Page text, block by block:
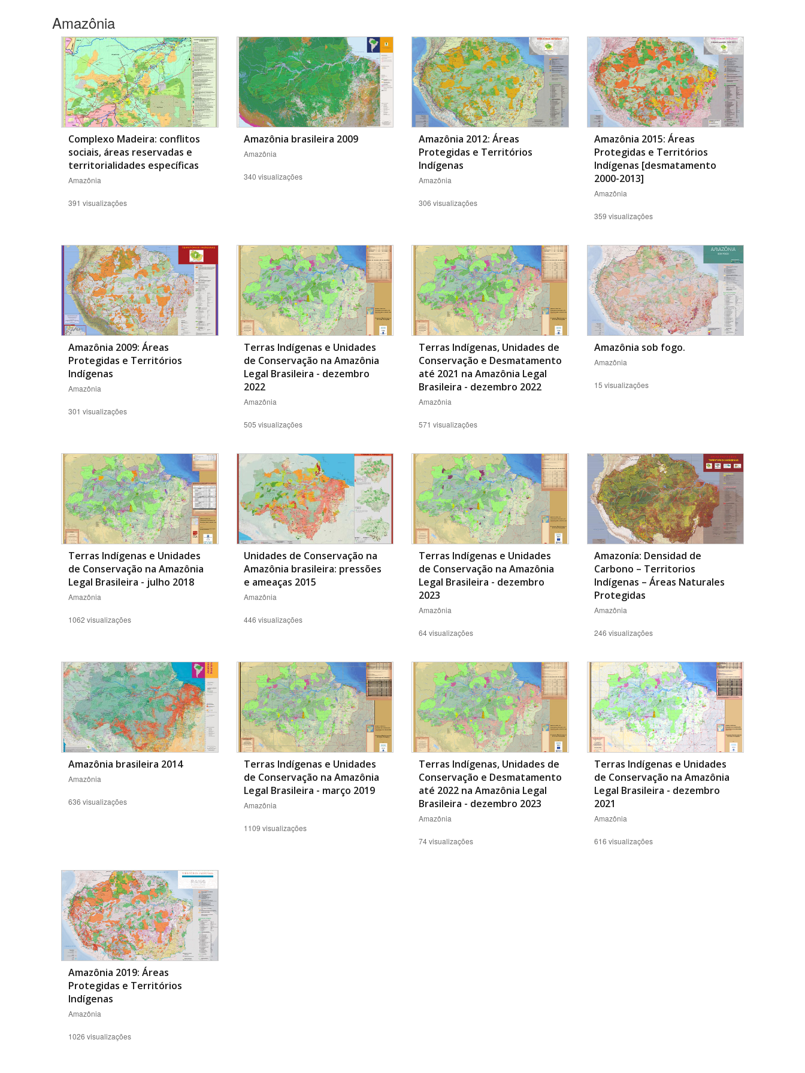
Área de Levantamento Área Protegida
BUSCAR
Amazônia
Complexo Madeira: conflitos
sociais, áreas reservadas e
territorialidades específicas
Amazônia
391 visualizações
Amazônia brasileira 2009
Amazônia
340 visualizações
Amazônia 2012: Áreas
Protegidas e Territórios
Indígenas
Amazônia
306 visualizações
Amazônia 2015: Áreas
Protegidas e Territórios
Indígenas [desmatamento
2000-2013]
Amazônia
359 visualizações
Amazônia 2009: Áreas
Protegidas e Territórios
Indígenas
Amazônia
301 visualizações
Terras Indígenas e Unidades
de Conservação na Amazônia
Legal Brasileira - dezembro
2022
Amazônia
505 visualizações
Terras Indígenas, Unidades de
Conservação e Desmatamento
até 2021 na Amazônia Legal
Brasileira - dezembro 2022
Amazônia
571 visualizações
Amazônia sob fogo.
Amazônia
15 visualizações
Terras Indígenas e Unidades
de Conservação na Amazônia
Legal Brasileira - julho 2018
Amazônia
1062 visualizações
Unidades de Conservação na
Amazônia brasileira: pressões
e ameaças 2015
Amazônia
446 visualizações
Terras Indígenas e Unidades
de Conservação na Amazônia
Legal Brasileira - dezembro
2023
Amazônia
64 visualizações
Amazonía: Densidad de
Carbono – Territorios
Indígenas – Áreas Naturales
Protegidas
Amazônia
246 visualizações
Amazônia brasileira 2014
Amazônia
636 visualizações
Terras Indígenas e Unidades
de Conservação na Amazônia
Legal Brasileira - março 2019
Amazônia
1109 visualizações
Terras Indígenas, Unidades de
Conservação e Desmatamento
até 2022 na Amazônia Legal
Brasileira - dezembro 2023
Amazônia
74 visualizações
Terras Indígenas e Unidades
de Conservação na Amazônia
Legal Brasileira - dezembro
2021
Amazônia
616 visualizações
Amazônia 2019: Áreas
Protegidas e Territórios
Indígenas
Amazônia
1026 visualizações